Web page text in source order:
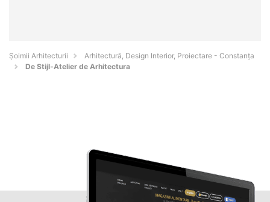
Șoimii Arhitecturii
Arhitectură, Design Interior, Proiectare - Constanţa
De Stijl-Atelier de Arhitectura